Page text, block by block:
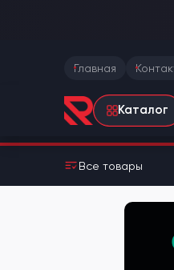
Главная
Каталог
Все товары